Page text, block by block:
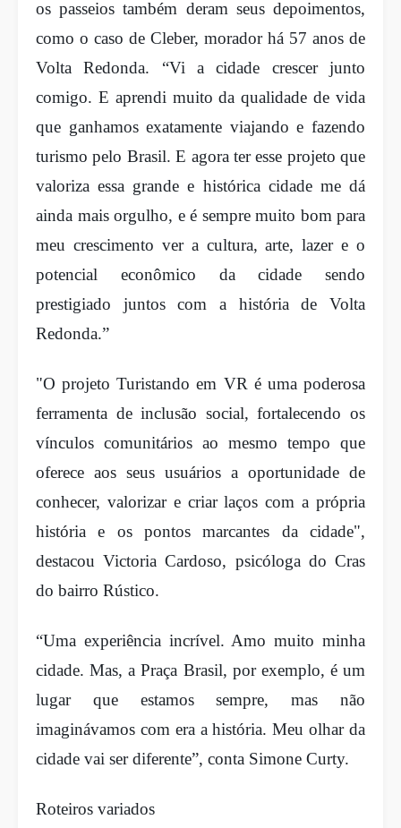
os passeios também deram seus depoimentos,
como o caso de Cleber, morador há 57 anos de
Volta Redonda. “Vi a cidade crescer junto
comigo. E aprendi muito da qualidade de vida
que ganhamos exatamente viajando e fazendo
turismo pelo Brasil. E agora ter esse projeto que
valoriza essa grande e histórica cidade me dá
ainda mais orgulho, e é sempre muito bom para
meu crescimento ver a cultura, arte, lazer e o
potencial econômico da cidade sendo
prestigiado juntos com a história de Volta
Redonda.”
"O projeto Turistando em VR é uma poderosa
ferramenta de inclusão social, fortalecendo os
vínculos comunitários ao mesmo tempo que
oferece aos seus usuários a oportunidade de
conhecer, valorizar e criar laços com a própria
história e os pontos marcantes da cidade",
destacou Victoria Cardoso, psicóloga do Cras
do bairro Rústico.
“Uma experiência incrível. Amo muito minha
cidade. Mas, a Praça Brasil, por exemplo, é um
lugar que estamos sempre, mas não
imaginávamos com era a história. Meu olhar da
cidade vai ser diferente”, conta Simone Curty.
Roteiros variados